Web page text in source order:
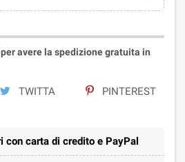
per avere la spedizione gratuita in
TWITTA PINTEREST
con carta di credito e PayPal